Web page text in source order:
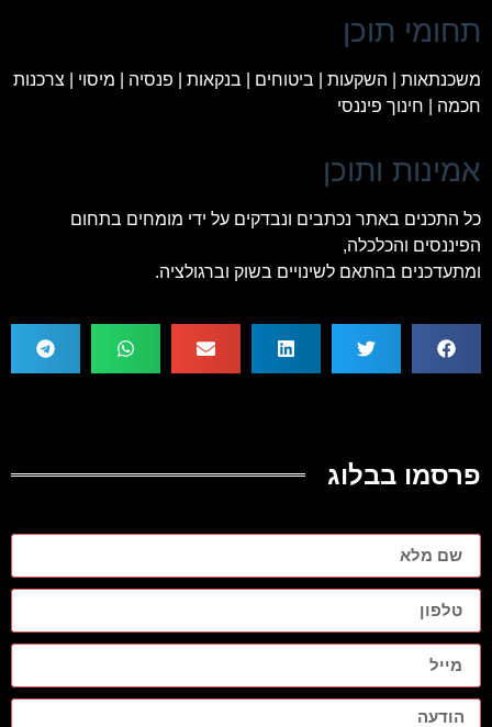
תחומי תוכן
משכנתאות | השקעות | ביטוחים | בנקאות | פנסיה | מיסוי | צרכנות
חכמה | חינוך פיננסי
אמינות ותוכן
כל התכנים באתר נכתבים ונבדקים על ידי מומחים בתחום
הפיננסים והכלכלה,
ומתעדכנים בהתאם לשינויים בשוק וברגולציה.
פרסמו בבלוג